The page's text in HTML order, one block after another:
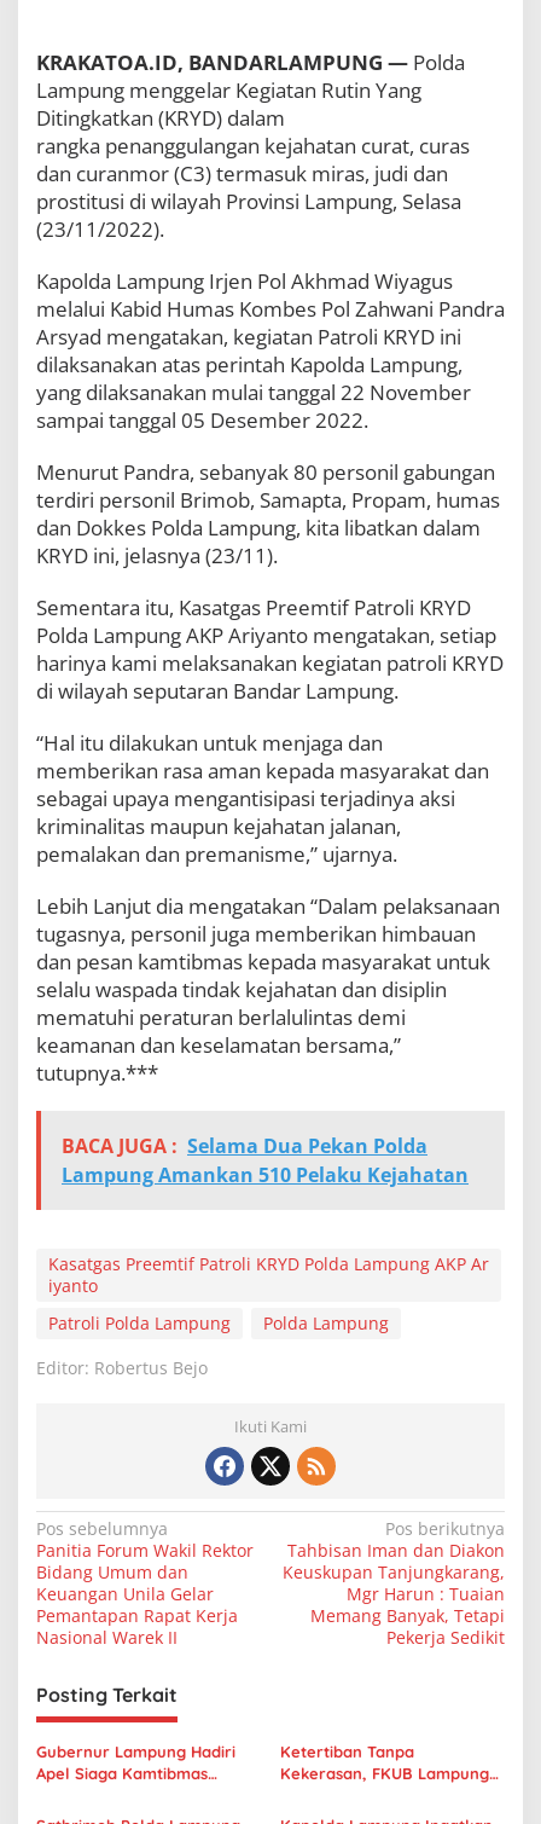
e
m
a
i
s
e
l
d
a
L
a
m
p
u
g
G
l
P
t
r
o
KRAKATOA.ID, BANDARLAMPUNG — Polda
Lampung menggelar Kegiatan Rutin Yang
Ditingkatkan (KRYD) dalam
rangka penanggulangan kejahatan curat, curas
dan curanmor (C3) termasuk miras, judi dan
prostitusi di wilayah Provinsi Lampung, Selasa
(23/11/2022).
Kapolda Lampung Irjen Pol Akhmad Wiyagus
melalui Kabid Humas Kombes Pol Zahwani Pandra
Arsyad mengatakan, kegiatan Patroli KRYD ini
dilaksanakan atas perintah Kapolda Lampung,
yang dilaksanakan mulai tanggal 22 November
sampai tanggal 05 Desember 2022.
Menurut Pandra, sebanyak 80 personil gabungan
terdiri personil Brimob, Samapta, Propam, humas
dan Dokkes Polda Lampung, kita libatkan dalam
KRYD ini, jelasnya (23/11).
Sementara itu, Kasatgas Preemtif Patroli KRYD
Polda Lampung AKP Ariyanto mengatakan, setiap
harinya kami melaksanakan kegiatan patroli KRYD
di wilayah seputaran Bandar Lampung.
“Hal itu dilakukan untuk menjaga dan
memberikan rasa aman kepada masyarakat dan
sebagai upaya mengantisipasi terjadinya aksi
kriminalitas maupun kejahatan jalanan,
pemalakan dan premanisme,” ujarnya.
Lebih Lanjut dia mengatakan “Dalam pelaksanaan
tugasnya, personil juga memberikan himbauan
dan pesan kamtibmas kepada masyarakat untuk
selalu waspada tindak kejahatan dan disiplin
mematuhi peraturan berlalulintas demi
keamanan dan keselamatan bersama,”
tutupnya.***
BACA JUGA : Selama Dua Pekan Polda
Lampung Amankan 510 Pelaku Kejahatan
Kasatgas Preemtif Patroli KRYD Polda Lampung AKP Ar
iyanto
Patroli Polda Lampung
Polda Lampung
Editor: Robertus Bejo
Ikuti Kami
N
a
v
i
a
s
i
Pos sebelumnya
Panitia Forum Wakil Rektor
Bidang Umum dan
Keuangan Unila Gelar
Pemantapan Rapat Kerja
Nasional Warek II
Pos berikutnya
Tahbisan Iman dan Diakon
Keuskupan Tanjungkarang,
Mgr Harun : Tuaian
Memang Banyak, Tetapi
Pekerja Sedikit
Posting Terkait
Gubernur Lampung Hadiri
Apel Siaga Kamtibmas
Lampung
Ketertiban Tanpa
Kekerasan, FKUB Lampung
Pengamanan Unjuk Rasa